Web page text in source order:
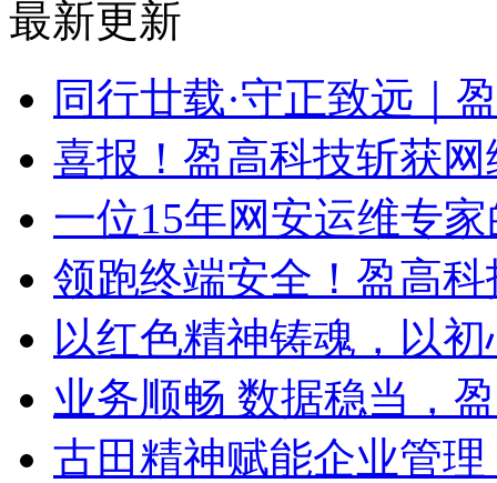
最新更新
同行廿载·守正致远｜
喜报！盈高科技斩获
一位15年网安运维专
领跑终端安全！盈高
以红色精神铸魂，以
业务顺畅 数据稳当，
古田精神赋能企业管